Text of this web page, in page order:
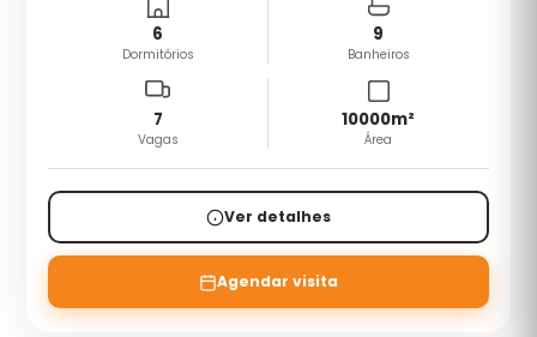
6
Dormitórios
9
Banheiros
7
Vagas
10000m²
Área
Ver detalhes
Agendar visita